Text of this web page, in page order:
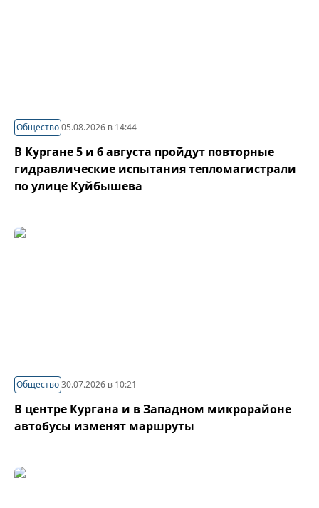
Общество05.08.2026 в 14:44
В Кургане 5 и 6 августа пройдут повторные
гидравлические испытания тепломагистрали
по улице Куйбышева
Общество30.07.2026 в 10:21
В центре Кургана и в Западном микрорайоне
автобусы изменят маршруты